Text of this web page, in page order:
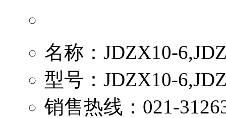
名称： JDZX10-
型号： JDZX10-
销售热线： 021-